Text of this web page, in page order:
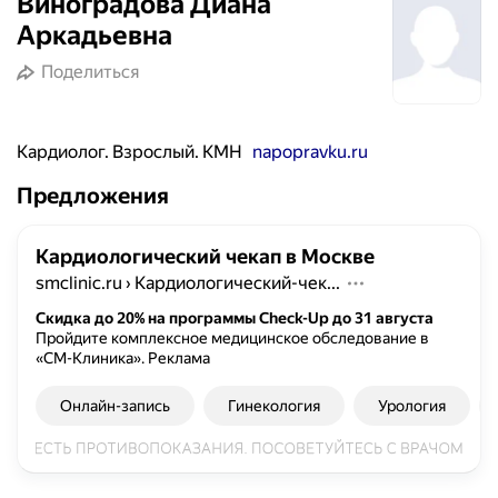
Аркадьевна
Поделиться
Кардиолог. Взрослый. КМН napopravku.ru
Предложения
Кардиологический чекап в Москве
smclinic.ru › Кардиологический-чек...
Скидка до 20% на программы Check-Up до 31 августа
Пройдите комплексное медицинское обследование в
«СМ-Клиника». Реклама
Онлайн-запись Гинекология Урология